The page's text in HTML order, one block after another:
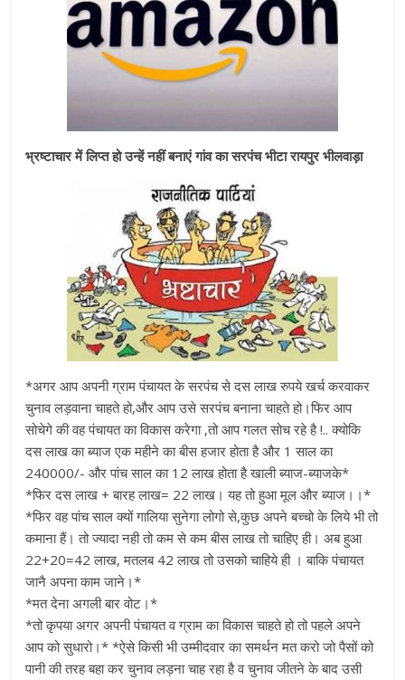
भ्रष्टाचार में लिप्त हो उन्हें नहीं बनाएं गांव का सरपंच भीटा रायपुर भीलवाड़ा
*अगर आप अपनी ग्राम पंचायत के सरपंच से दस लाख रुपये खर्च करवाकर
चुनाव लड़वाना चाहते हो,और आप उसे सरपंच बनाना चाहते हो।फिर आप
सोचेगे की वह पंचायत का विकास करेगा ,तो आप गलत सोच रहे है !.. क्योकि
दस लाख का ब्याज एक महीने का बीस हजार होता है और 1 साल का
240000/- और पांच साल का 12 लाख होता है खाली ब्याज-ब्याजके*
*फिर दस लाख + बारह लाख= 22 लाख। यह तो हुआ मूल और ब्याज।।*
*फिर वह पांच साल क्यों गालिया सुनेगा लोगो से,कुछ अपने बच्चो के लिये भी तो
कमाना हैं। तो ज्यादा नही तो कम से कम बीस लाख तो चाहिए ही। अब हुआ
22+20=42 लाख, मतलब 42 लाख तो उसको चाहिये ही । बाकि पंचायत
जानै अपना काम जाने।*
*मत देना अगली बार वोट।*
*तो कृपया अगर अपनी पंचायत व ग्राम का विकास चाहते हो तो पहले अपने
आप को सुधारो।* *ऐसे किसी भी उम्मीदवार का समर्थन मत करो जो पैसों को
पानी की तरह बहा कर चुनाव लड़ना चाह रहा है व चुनाव जीतने के बाद उसी